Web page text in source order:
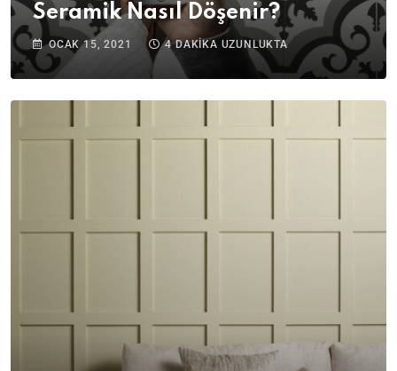
Seramik Nasıl Döşenir?
OCAK 15, 2021 4 DAKIKA UZUNLUKTA